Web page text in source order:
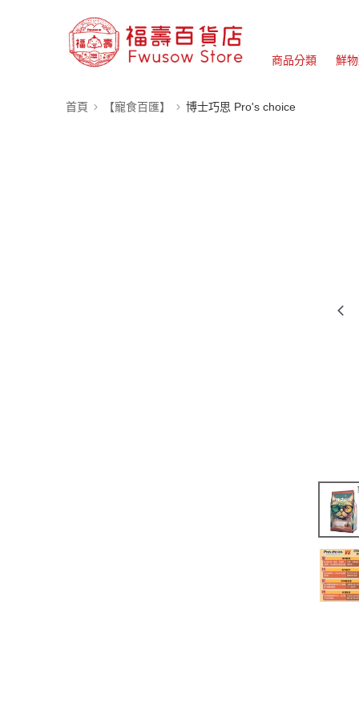
商品分類 鮮
首頁 【寵食百匯】 博士巧思 Pro's choice